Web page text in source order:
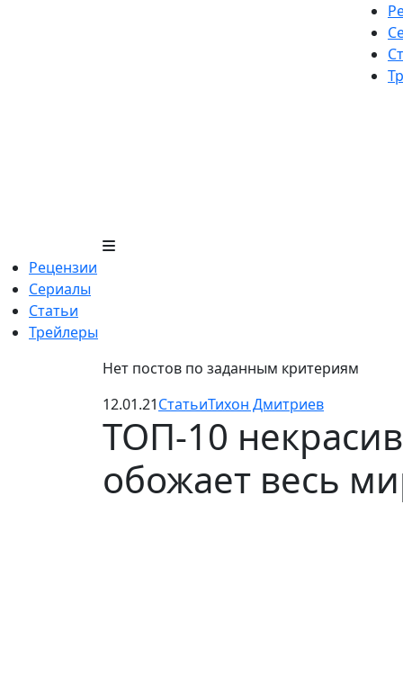
Рецензии
Сериалы
Статьи
Трейлеры
Нет постов по заданным критериям
12.01.21СтатьиТихон Дмитриев
ТОП-10
обожает весь